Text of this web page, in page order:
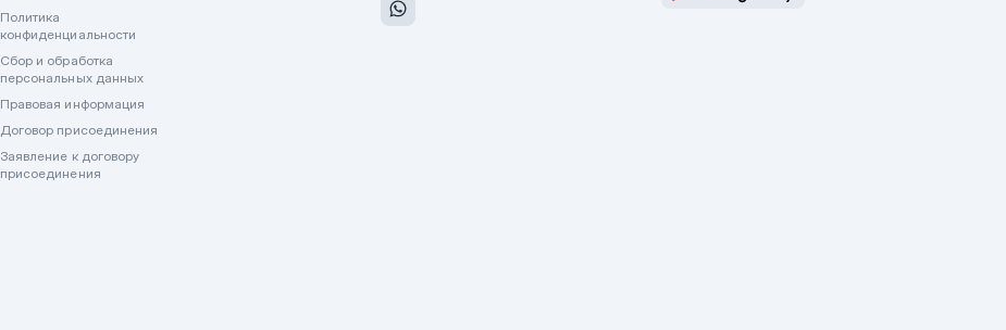
Политика
конфиденциальности
Сбор и обработка
персональных данных
Правовая информация
Договор присоединения
Заявление к договору
присоединения